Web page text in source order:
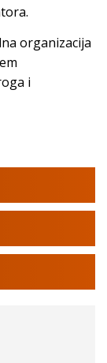
organizacija
i